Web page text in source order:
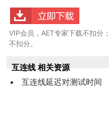
VIP会员，AET专家下载不扣分
不扣分。
互连线 相关资源
互连线延迟对测试时间